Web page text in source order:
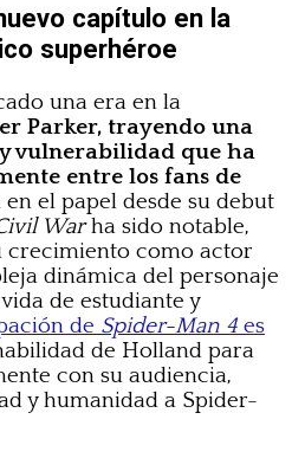
capítulo en la
superhéroe
una era en la
Parker, trayendo una
vulnerabilidad que ha
entre los fans de
el papel desde su debut
Warha sido notable,
crecimiento como actor
dinámica del personaje
de estudiante y
de Spider-Man 4es
de Holland para
con su audiencia,
y humanidad a Spider-